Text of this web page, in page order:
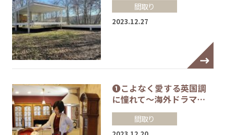
間取り
2023.12.27
❶こよなく愛する英国調
に憧れて～海外ドラマ…
間取り